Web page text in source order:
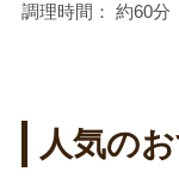
調理時間： 約60分
人気の